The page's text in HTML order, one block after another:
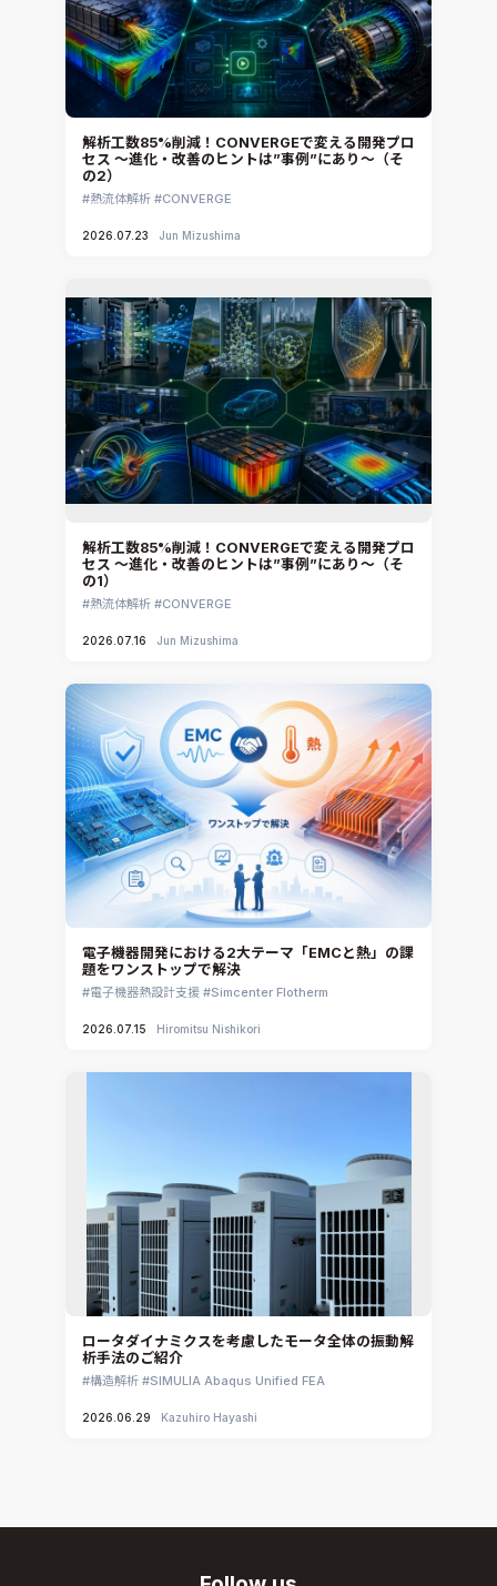
解析工数85%削減！CONVERGEで変える開発プロ
セス ～進化・改善のヒントは”事例”にあり～（そ
の2）
熱流体解析 CONVERGE
2026.07.23 Jun Mizushima
解析工数85%削減！CONVERGEで変える開発プロ
セス ～進化・改善のヒントは”事例”にあり～（そ
の1）
熱流体解析 CONVERGE
2026.07.16 Jun Mizushima
電子機器開発における2大テーマ「EMCと熱」の課
題をワンストップで解決
電子機器熱設計支援 Simcenter Flotherm
2026.07.15 Hiromitsu Nishikori
ロータダイナミクスを考慮したモータ全体の振動解
析手法のご紹介
構造解析 SIMULIA Abaqus Unified FEA
2026.06.29 Kazuhiro Hayashi